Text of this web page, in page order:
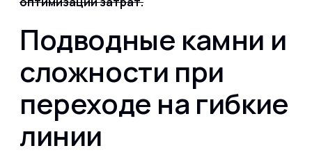
Подводные камни и
сложности при
переходе на гибкие
линии